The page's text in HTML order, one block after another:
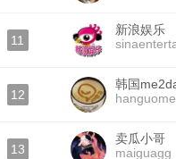
11
新浪娱乐
12
韩国
13
卖瓜小哥
maiguagg